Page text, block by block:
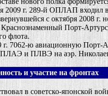
г. 289-й ОПЛАП входил в
с октября 2008 г.
Порт-
флота.
7062-ю авиационную Порт-
ПЛАЭ и ПЛВЭ на аэр.
и участие на фронтах
в советско-японской